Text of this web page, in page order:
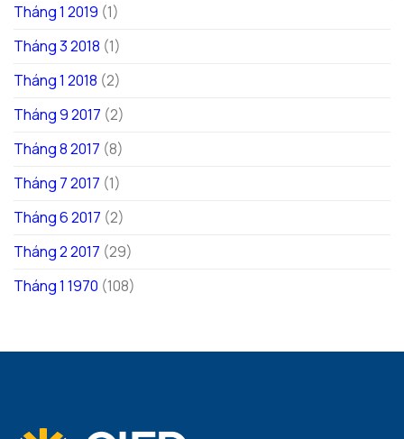
Tháng 1 2019 (1)
Tháng 3 2018 (1)
Tháng 1 2018 (2)
Tháng 9 2017 (2)
Tháng 8 2017 (8)
Tháng 7 2017 (1)
Tháng 6 2017 (2)
Tháng 2 2017 (29)
Tháng 1 1970 (108)